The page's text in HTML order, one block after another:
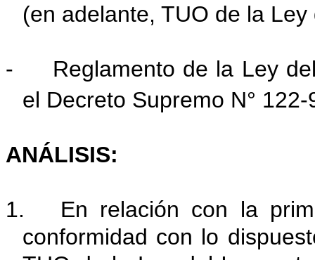
(en adelante, TUO de la
- Reglamento de la Ley del
el Decreto Supremo N°
ANÁLISIS:
1. En relación con la
conformidad con lo